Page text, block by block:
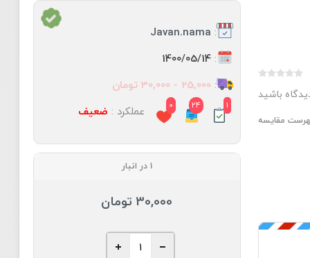
باشید
مقایسه
:
Javan.nama
:
1400/05/14
: 25,000 - 30,000 تومان
1
24
0 عملکرد : ضعیف
1 در انبار
30,000 تومان